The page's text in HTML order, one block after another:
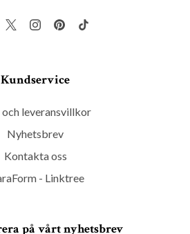
Kundservice
och leveransvillkor
Nyhetsbrev
Kontakta oss
- Linktree
på vårt nyhetsbrev